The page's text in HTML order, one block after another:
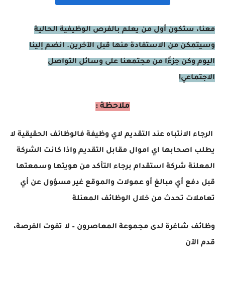
معنا، ستكون أول من يعلم بالفرص الوظيفية الحالية
وسيتمكن من الاستفادة منها قبل الآخرين. انضم إلينا
اليوم وكن جزءًا من مجتمعنا على وسائل التواصل
الاجتماعي!
ملاحظة :
الرجاء الانتباه عند التقديم لاي وظيفة فالوظائف الحقيقية لا
يطلب اصحابها اي اموال مقابل التقديم واذا كانت الشركة
المعلنة شركة استقدام برجاء التأكد من هويتها وسمعتها
قبل دفع أي مبالغ أو عمولات والموقع غير مسؤول عن أي
تعاملات تحدث من خلال الوظائف المعنلة
وظائف شاغرة لدى مجموعة المعاصرون – لا تفوت الفرصة،
قدم الآن